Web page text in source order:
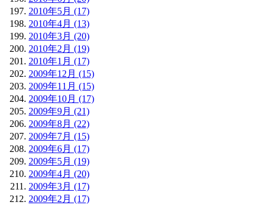
2010年5月 (17)
2010年4月 (13)
2010年3月 (20)
2010年2月 (19)
2010年1月 (17)
2009年12月 (15)
2009年11月 (15)
2009年10月 (17)
2009年9月 (21)
2009年8月 (22)
2009年7月 (15)
2009年6月 (17)
2009年5月 (19)
2009年4月 (20)
2009年3月 (17)
2009年2月 (17)